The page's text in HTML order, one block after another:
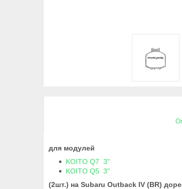
для модулей
KOITO Q7 3"
KOITO Q5 3"
(2шт.) на Subaru Outback IV (BR)